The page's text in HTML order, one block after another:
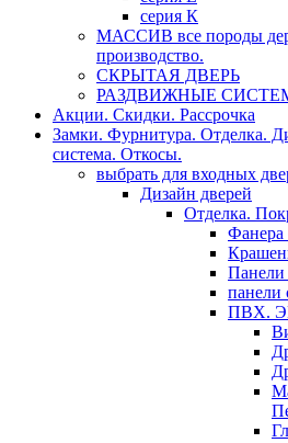
серия К
МАССИВ все породы
производство.
СКРЫТАЯ ДВЕРЬ
РАЗДВИЖНЫЕ
Акции. Скидки. Рассрочка
Замки. Фурнитура. Отделка.
система. Откосы.
выбрать для входных
Дизайн дверей
Отделка.
Фанера
Панели
панели
ПВХ.